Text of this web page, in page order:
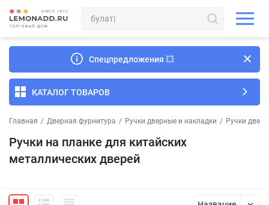
Спецпредложения 💥
КАТАЛОГ ТОВАРОВ
Главная / Дверная фурнитура / Ручки дверные и накладки / Ручки
Ручки на планке для китайских
металлических дверей